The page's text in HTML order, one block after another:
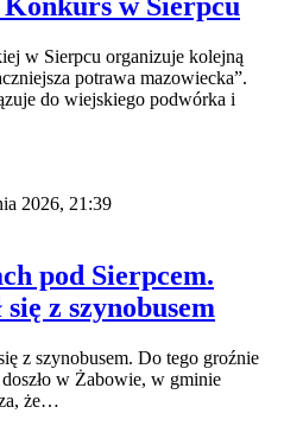
w Sierpcu organizuje kolejną
potrawa mazowiecka”.
do wiejskiego podwórka i
2026, 21:39
pod Sierpcem.
z szynobusem
z szynobusem. Do tego groźnie
w Żabowie, w gminie
że…